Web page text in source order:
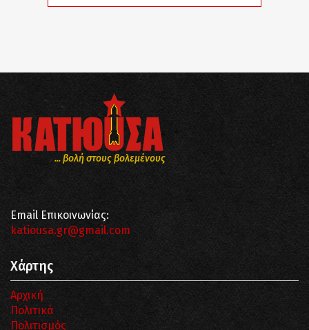
... βολή στους βολεμένους
Email Επικοινωνίας:
katiousa.gr@gmail.com
Χάρτης
Αρχική
Πολιτικά
Πολιτισμός